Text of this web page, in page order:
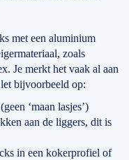
met een aluminium
zoals
Je merkt het vaak al aan
bijvoorbeeld op:
‘maan lasjes’)
aan de liggers, dit is
in een kokerprofiel of